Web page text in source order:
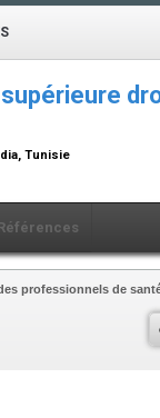
Tunisie
professionnels de